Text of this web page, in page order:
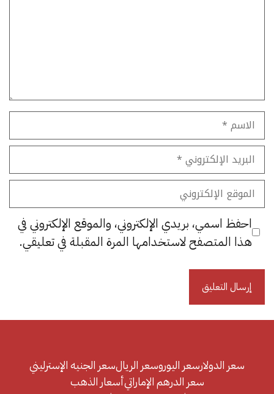
الاسم
البريد
الإلكتروني
الموقع
الإلكتروني
احفظ اسمي، بريدي الإلكتروني، والموقع الإلكتروني في
هذا المتصفح لاستخدامها المرة المقبلة في تعليقي.
سعر الدولارسعر اليوروسعر الريالسعر الجنيه الإسترليني
سعر الدرهم الإماراتيأسعار الذهب